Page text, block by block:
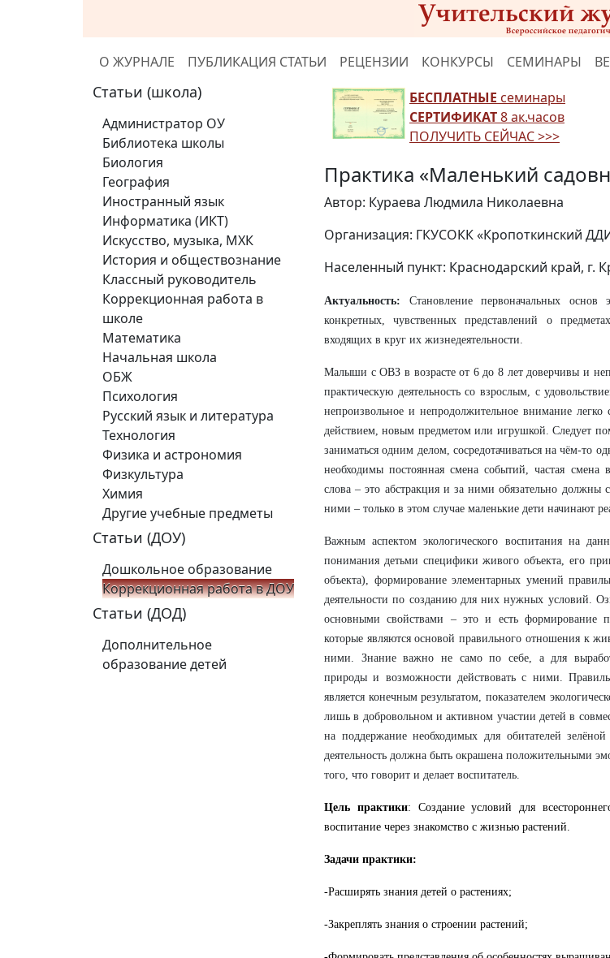
О ЖУРНАЛЕ ПУБЛИКАЦИЯ СТАТЬИ РЕЦЕНЗИИ КОНКУРСЫ СЕМИНАРЫ
Статьи (школа)
Администратор ОУ
Библиотека школы
Биология
География
Иностранный язык
Информатика (ИКТ)
Искусство, музыка, МХК
История и обществознание
Классный руководитель
Коррекционная работа в
школе
Математика
Начальная школа
ОБЖ
Психология
Русский язык и литература
Технология
Физика и астрономия
Физкультура
Химия
Другие учебные предметы
Статьи (ДОУ)
Дошкольное образование
Коррекционная работа в ДОУ
Статьи (ДОД)
Дополнительное
образование детей
БЕСПЛАТНЫЕ семинары
СЕРТИФИКАТ8 ак.часов
ПОЛУЧИТЬ СЕЙЧАС >>>
Практика «Маленький
Автор: Кураева Людмила Николаевна
Организация: ГКУСОКК «Кропоткинский
Населенный пункт: Краснодарский край, г.
Актуальность: Становление первоначальных основ
конкретных, чувственных представлений о
входящих в круг их жизнедеятельности.
Малыши с ОВЗ в возрасте от 6 до 8 лет доверчивы и
практическую деятельность со взрослым, с
непроизвольное и непродолжительное внимание
действием, новым предметом или игрушкой. Следует
заниматься одним делом, сосредотачиваться на чём-то
необходимы постоянная смена событий, частая
слова – это абстракция и за ними обязательно должны
ними – только в этом случае маленькие дети начинают
Важным аспектом экологического воспитания на
понимания детьми специфики живого объекта, его
объекта), формирование элементарных умений
деятельности по созданию для них нужных условий.
основными свойствами – это и есть формирование
которые являются основой правильного отношения к
ними. Знание важно не само по себе, а для
природы и возможности действовать с ними.
является конечным результатом, показателем
лишь в добровольном и активном участии детей в
на поддержание необходимых для обитателей
деятельность должна быть окрашена положительными
того, что говорит и делает воспитатель.
Цель практики: Создание условий для
воспитание через знакомство с жизнью растений.
Задачи практики:
-Расширять знания детей о растениях;
-Закреплять знания о строении растений;